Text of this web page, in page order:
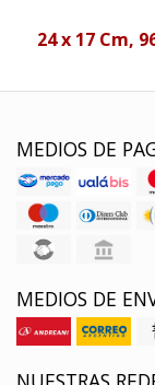
24 x 17 Cm,
MEDIOS DE
MEDIOS DE